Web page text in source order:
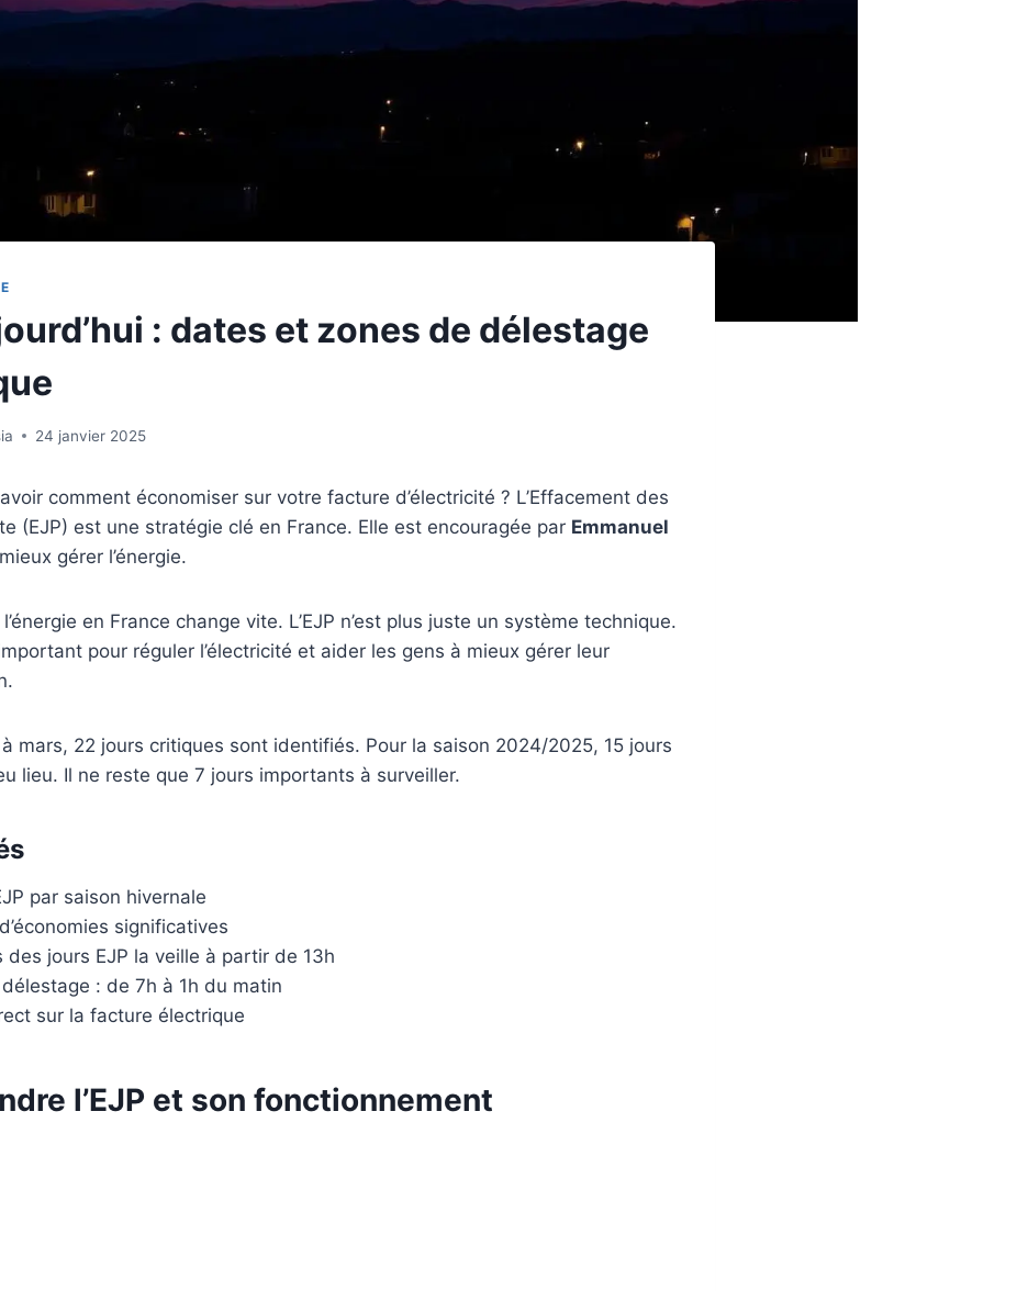
: dates et zones de délestage
24 janvier 2025
comment économiser sur votre facture d’électricité ? L’Effacement des
(EJP) est une stratégie clé en France. Elle est encouragée par Emmanuel
gérer l’énergie.
en France change vite. L’EJP n’est plus juste un système technique.
pour réguler l’électricité et aider les gens à mieux gérer leur
mars, 22 jours critiques sont identifiés. Pour la saison 2024/2025, 15 jours
lieu. Il ne reste que 7 jours importants à surveiller.
par saison hivernale
significatives
des jours EJP la veille à partir de 13h
: de 7h à 1h du matin
sur la facture électrique
l’EJP et son fonctionnement